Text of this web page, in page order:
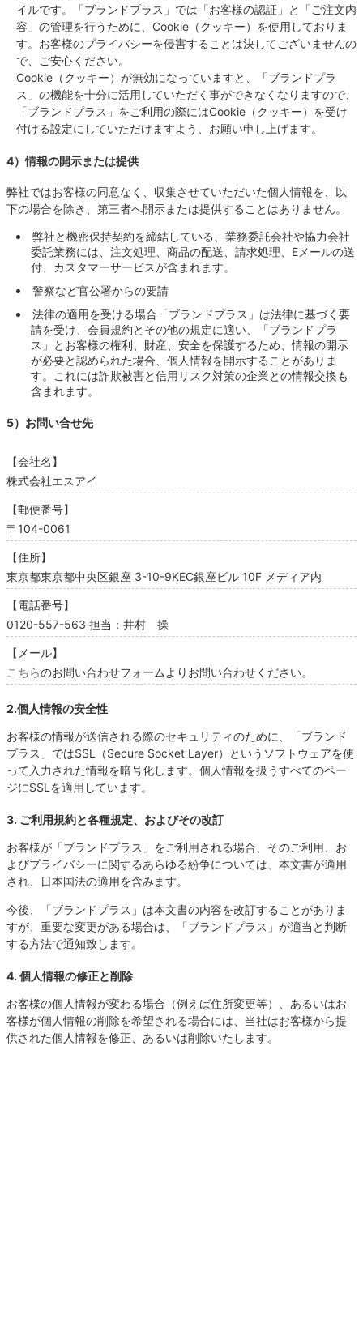
イルです。「ブランドプラス」では「お客様の認証」と「ご注文内
容」の管理を行うために、Cookie（クッキー）を使用しておりま
す。お客様のプライバシーを侵害することは決してございませんの
で、ご安心ください。
Cookie（クッキー）が無効になっていますと、「ブランドプラ
ス」の機能を十分に活用していただく事ができなくなりますので、
「ブランドプラス」をご利用の際にはCookie（クッキー）を受け
付ける設定にしていただけますよう、お願い申し上げます。
4）情報の開示または提供
弊社ではお客様の同意なく、収集させていただいた個人情報を、以
下の場合を除き、第三者へ開示または提供することはありません。
弊社と機密保持契約を締結している、業務委託会社や協力会社
委託業務には、注文処理、商品の配送、請求処理、Eメールの送
付、カスタマーサービスが含まれます。
警察など官公署からの要請
法律の適用を受ける場合「ブランドプラス」は法律に基づく要
請を受け、会員規約とその他の規定に適い、「ブランドプラ
ス」とお客様の権利、財産、安全を保護するため、情報の開示
が必要と認められた場合、個人情報を開示することがありま
す。これには詐欺被害と信用リスク対策の企業との情報交換も
含まれます。
5）お問い合せ先
【会社名】
株式会社エスアイ
【郵便番号】
〒104-0061
【住所】
東京都東京都中央区銀座 3-10-9KEC銀座ビル 10F メディア内
【電話番号】
0120-557-563 担当：井村 操
【メール】
こちらのお問い合わせフォームよりお問い合わせください。
2.個人情報の安全性
お客様の情報が送信される際のセキュリティのために、「ブランド
プラス」ではSSL（Secure Socket Layer）というソフトウェアを使
って入力された情報を暗号化します。個人情報を扱うすべてのペー
ジにSSLを適用しています。
3. ご利用規約と各種規定、およびその改訂
お客様が「ブランドプラス」をご利用される場合、そのご利用、お
よびプライバシーに関するあらゆる紛争については、本文書が適用
され、日本国法の適用を含みます。
今後、「ブランドプラス」は本文書の内容を改訂することがありま
すが、重要な変更がある場合は、「ブランドプラス」が適当と判断
する方法で通知致します。
4. 個人情報の修正と削除
お客様の個人情報が変わる場合（例えば住所変更等）、あるいはお
客様が個人情報の削除を希望される場合には、当社はお客様から提
供された個人情報を修正、あるいは削除いたします。